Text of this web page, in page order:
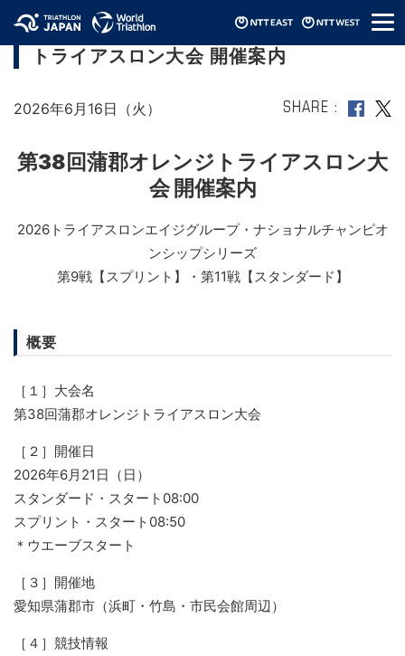
メ
ニ
【2026エイジNCS】第38回蒲郡オレンジ
トライアスロン大会 開催案内
2026年6月16日（火） SHARE
第38回蒲郡オレンジトライアスロン大
会 開催案内
2026トライアスロンエイジグループ・ナショナルチャンピオ
ンシップシリーズ
第9戦【スプリント】・第11戦【スタンダード】
概要
［１］大会名
第38回蒲郡オレンジトライアスロン大会
［２］開催日
2026年6月21日（日）
スタンダード・スタート08:00
スプリント・スタート08:50
＊ウエーブスタート
［３］開催地
愛知県蒲郡市（浜町・竹島・市民会館周辺）
［４］競技情報